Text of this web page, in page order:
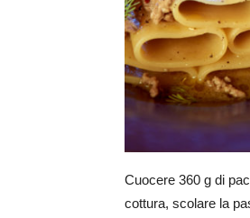
Cuocere 360 g di
cottura, scolare la